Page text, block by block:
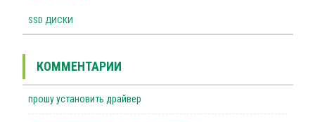
SSD ДИСКИ
КОММЕНТАРИИ
прошу установить драйвер